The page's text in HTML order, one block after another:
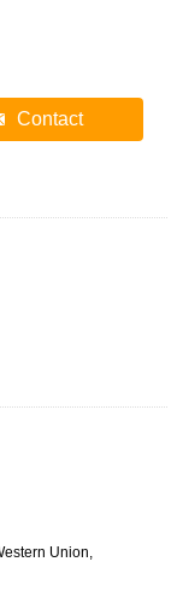
Contact
Union,